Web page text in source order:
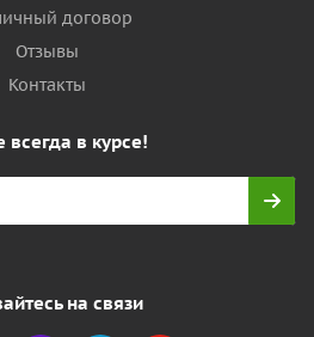
договор
Отзывы
Контакты
всегда в курсе!
на связи